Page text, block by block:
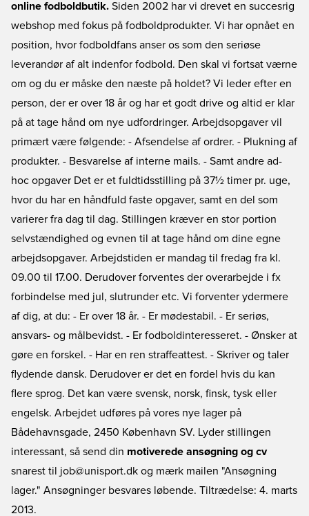
online fodboldbutik. Siden 2002 har vi drevet en succesrig
webshop med fokus på fodboldprodukter. Vi har opnået en
position, hvor fodboldfans anser os som den seriøse
leverandør af alt indenfor fodbold. Den skal vi fortsat værne
om og du er måske den næste på holdet? Vi leder efter en
person, der er over 18 år og har et godt drive og altid er klar
på at tage hånd om nye udfordringer. Arbejdsopgaver vil
primært være følgende: - Afsendelse af ordrer. - Plukning af
produkter. - Besvarelse af interne mails. - Samt andre ad-
hoc opgaver Det er et fuldtidsstilling på 37½ timer pr. uge,
hvor du har en håndfuld faste opgaver, samt en del som
varierer fra dag til dag. Stillingen kræver en stor portion
selvstændighed og evnen til at tage hånd om dine egne
arbejdsopgaver. Arbejdstiden er mandag til fredag fra kl.
09.00 til 17.00. Derudover forventes der overarbejde i fx
forbindelse med jul, slutrunder etc. Vi forventer ydermere
af dig, at du: - Er over 18 år. - Er mødestabil. - Er seriøs,
ansvars- og målbevidst. - Er fodboldinteresseret. - Ønsker at
gøre en forskel. - Har en ren straffeattest. - Skriver og taler
flydende dansk. Derudover er det en fordel hvis du kan
flere sprog. Det kan være svensk, norsk, finsk, tysk eller
engelsk. Arbejdet udføres på vores nye lager på
Bådehavnsgade, 2450 København SV. Lyder stillingen
interessant, så send din motiverede ansøgning og cv
snarest til job@unisport.dk og mærk mailen "Ansøgning 
lager." Ansøgninger besvares løbende. Tiltrædelse: 4. marts
2013.